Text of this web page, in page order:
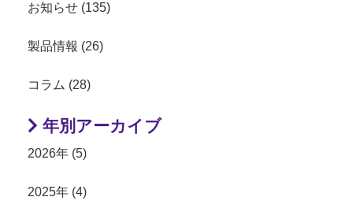
お知らせ (135)
製品情報 (26)
コラム (28)
年別アーカイブ
2026年 (5)
2025年 (4)